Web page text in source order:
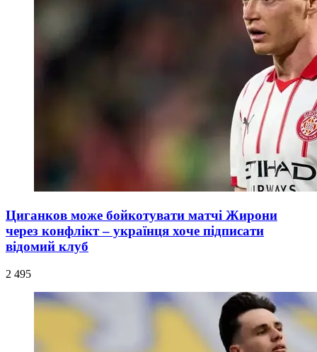
Циганков може бойкотувати матчі Жирони
через конфлікт – українця хоче підписати
відомий клуб
2 495